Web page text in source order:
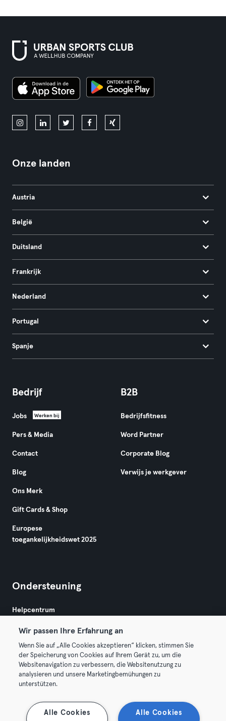
Onze landen
Austria
België
Duitsland
Frankrijk
Nederland
Portugal
Spanje
Bedrijf
Jobs Werken bij
Pers & Media
Contact
Blog
Ons Merk
Gift Cards & Shop
Europese
toegankelijkheidswet 2025
B2B
Bedrijfsfitness
Word Partner
Corporate Blog
Verwijs je werkgever
Ondersteuning
Helpcentrum
Algemene Voorwaarden
Membership opzeggen Trek hier je contract terug
Wir passen Ihre Erfahrung an
Wenn Sie auf „Alle Cookies akzeptieren“ klicken, stimmen Sie
der Speicherung von Cookies auf Ihrem Gerät zu, um die
Websitenavigation zu verbessern, die Websitenutzung zu
analysieren und unsere Marketingbemühungen zu
unterstützen.
Alle Cookies
Alle Cookies